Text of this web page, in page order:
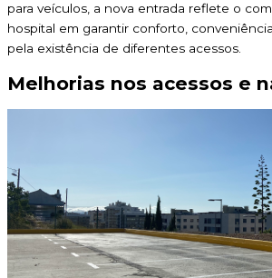
para veículos, a nova entrada reflete o
hospital em garantir conforto,
pela existência de diferentes acessos.
Melhorias nos acessos e